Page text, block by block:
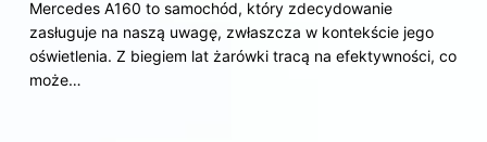
Mercedes A160 to samochód, który zdecydowanie
zasługuje na naszą uwagę, zwłaszcza w kontekście jego
oświetlenia. Z biegiem lat żarówki tracą na efektywności, co
może…